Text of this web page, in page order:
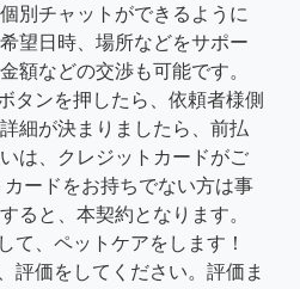
別チャットができるように
望日時、場所などをサポー
額などの交渉も可能です。
タンを押したら、依頼者様側
細が決まりましたら、前払
は、クレジットカードがご
ードをお持ちでない方は事
ると、本契約となります。
て、ペットケアをします！
評価をしてください。評価ま